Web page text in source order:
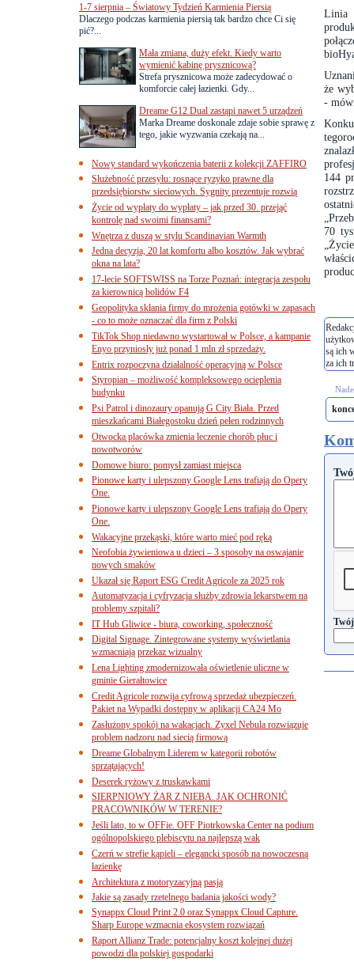
Linia
że
-
144
70
są ich
za ich
1-7 sierpnia – Światowy Tydzień Karmienia Piersią
Dlaczego podczas karmienia piersią tak bardzo chce Ci się
pić?...
Mała zmiana, duży efekt. Kiedy warto
wymienić kabinę prysznicową?
Strefa prysznicowa może zadecydować o
komforcie całej łazienki. Gdy...
Dreame G12 Dual zastąpi nawet 5 urządzeń
Marka Dreame doskonale zdaje sobie sprawę z
tego, jakie wyzwania czekają na...
Nowy standard wykończenia baterii z kolekcji ZAFFIRO
Służebność przesyłu: rosnące ryzyko prawne dla
przedsiębiorstw sieciowych. Sygnity prezentuje rozwią
Życie od wypłaty do wypłaty – jak przed 30. przejąć
kontrolę nad swoimi finansami?
Wnętrza z duszą w stylu Scandinavian Warmth
Jedna decyzja, 20 lat komfortu albo kosztów. Jak wybrać
okna na lata?
17-lecie SOFTSWISS na Torze Poznań: integracja zespołu
za kierownicą bolidów F4
Geopolityka skłania firmy do mrożenia gotówki w zapasach
- co to może oznaczać dla firm z Polski
TikTok Shop niedawno wystartował w Polsce, a kampanie
Enyo przyniosły już ponad 1 mln zł sprzedaży.
Entrix rozpoczyna działalność operacyjną w Polsce
Styropian – możliwość kompleksowego ocieplenia
budynku
Psi Patrol i dinozaury opanują G City Biała. Przed
mieszkańcami Białegostoku dzień pełen rodzinnych
Otwocka placówka zmienia leczenie chorób płuc i
nowotworów
Domowe biuro: pomysł zamiast miejsca
Pionowe karty i ulepszony Google Lens trafiają do Opery
One.
Pionowe karty i ulepszony Google Lens trafiają do Opery
One.
Wakacyjne przekąski, które warto mieć pod ręką
Neofobia żywieniowa u dzieci – 3 sposoby na oswajanie
nowych smaków
Ukazał się Raport ESG Credit Agricole za 2025 rok
Automatyzacja i cyfryzacja służby zdrowia lekarstwem na
problemy szpitali?
IT Hub Gliwice - biura, coworking, społeczność
Digital Signage. Zintegrowane systemy wyświetlania
wzmacniają przekaz wizualny
Lena Lighting zmodernizowała oświetlenie uliczne w
gminie Gierałtowice
Credit Agricole rozwija cyfrową sprzedaż ubezpieczeń.
Pakiet na Wypadki dostępny w aplikacji CA24 Mo
Zasłużony spokój na wakacjach. Zyxel Nebula rozwiązuje
problem nadzoru nad siecią firmową
Dreame Globalnym Liderem w kategorii robotów
sprzątających!
Deserek ryżowy z truskawkami
SIERPNIOWY ŻAR Z NIEBA. JAK OCHRONIĆ
PRACOWNIKÓW W TERENIE?
Jeśli lato, to w OFFie. OFF Piotrkowska Center na podium
ogólnopolskiego plebiscytu na najlepszą wak
Czerń w strefie kąpieli – elegancki sposób na nowoczesną
łazienkę
Architektura z motoryzacyjną pasją
Jakie są zasady rzetelnego badania jakości wody?
Synappx Cloud Print 2.0 oraz Synappx Cloud Capture.
Sharp Europe wzmacnia ekosystem rozwiązań
Raport Allianz Trade: potencjalny koszt kolejnej dużej
powodzi dla polskiej gospodarki